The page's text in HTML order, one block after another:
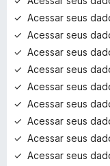
Acessar seus
Acessar seus
Acessar seus
Acessar seus
Acessar seus
Acessar seus
Acessar seus
Acessar seus
Acessar seus